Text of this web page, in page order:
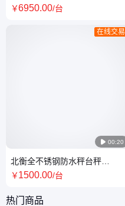
筒电子秤上下线设置打印动态
￥6950.00/台
 00:20
在线交易
北衡全不锈钢防水秤台秤
60kg100kg150kg可选适合各种
￥1500.00/台
热门商品